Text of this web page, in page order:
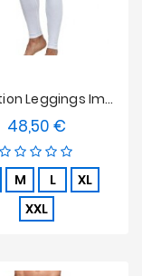
Innovation Leggings Impetus - Weiß
48,50 €Preis
M L
XL
XXL